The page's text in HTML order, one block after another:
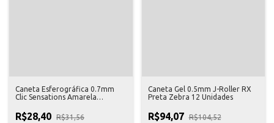
Caneta Esferográfica 0.7mm
Clic Sensations Amarela
R$28,40 R$31,56
Caneta Gel 0.5mm J-Roller RX
Preta Zebra 12 Unidades
R$94,07 R$104,52